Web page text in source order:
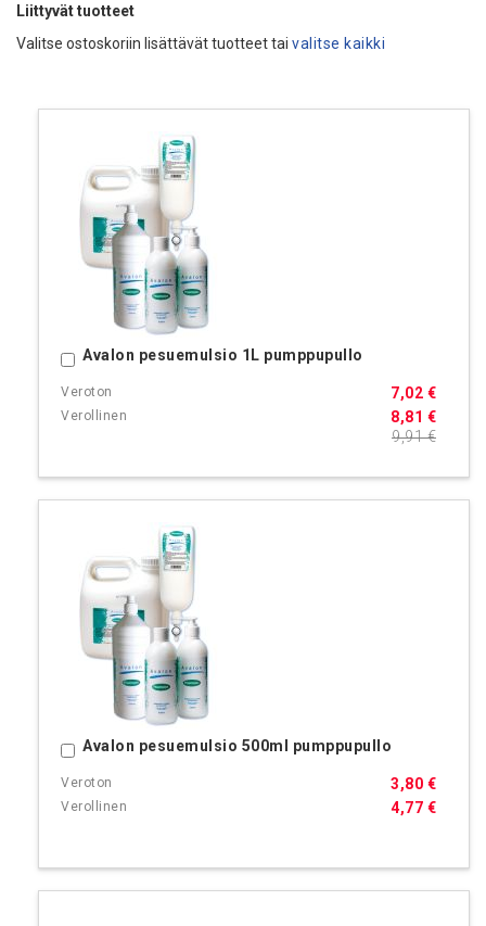
Liittyvät tuotteet
Valitse ostoskoriin lisättävät tuotteet tai valitse kaikki
Avalon pesuemulsio 1L pumppupullo
8,81 €
7,02 €
9,91 €
Ostoskoriin
Avalon pesuemulsio 500ml pumppupullo
4,77 €
3,80 €
Ostoskoriin